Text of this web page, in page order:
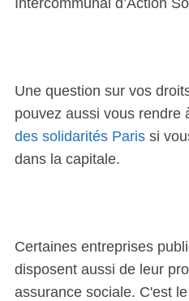
Intercommunal d’Action
Une question sur vos
pouvez aussi vous rendre
des solidarités Paris si
dans la capitale.
Certaines entreprises
disposent aussi de leur
assurance sociale. C'est